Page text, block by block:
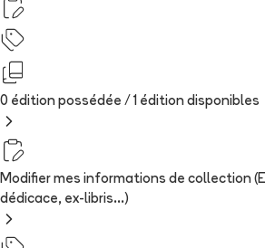
0 édition possédée / 1 édition disponibles
Modifier mes informations de collection
dédicace, ex-libris...)